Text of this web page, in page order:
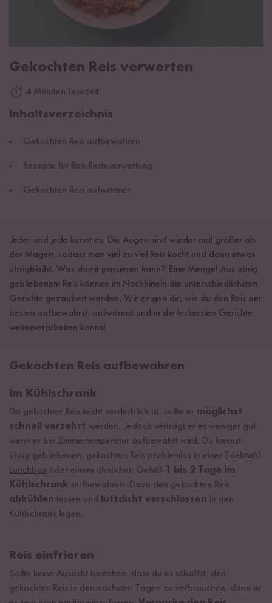
Gekochten Reis verwerten
4 Minuten Lesezeit
Inhaltsverzeichnis
Gekochten Reis aufbewahren
Rezepte für Reis-Resteverwertung
Gekochten Reis aufwärmen
Jeder und jede kennt es: Die Augen sind wieder mal größer als
der Magen, sodass man viel zu viel Reis kocht und dann etwas
übrigbleibt. Was damit passieren kann? Eine Menge! Aus übrig
gebliebenem Reis können im Nachhinein die unterschiedlichsten
Gerichte gezaubert werden. Wir zeigen dir, wie du den Reis am
besten aufbewahrst, aufwärmst und in die leckersten Gerichte
weiterverarbeiten kannst
Gekochten Reis aufbewahren
Im Kühlschrank
Da gekochter Reis leicht verderblich ist, sollte er möglichst
schnell verzehrt werden. Jedoch verträgt er es weniger gut,
wenn er bei Zimmertemperatur aufbewahrt wird. Du kannst
übrig gebliebenen, gekochten Reis problemlos in einer Edelstahl
Lunchbox oder einem ähnlichen Gefäß 1 bis 2 Tage im
Kühlschrank aufbewahren. Dazu den gekochten Reis
abkühlen lassen und luftdicht verschlossen in den
Kühlschrank legen.
Reis einfrieren
Sollte keine Aussicht bestehen, dass du es schaffst, den
gekochten Reis in den nächsten Tagen zu verbrauchen, dann ist